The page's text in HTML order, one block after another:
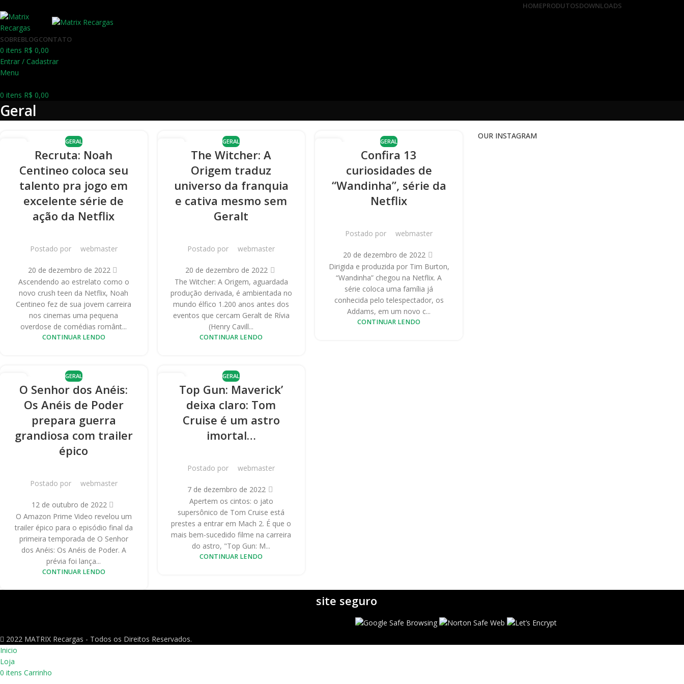
HOMEPRODUTOSDOWNLOADS
SOBREBLOGCONTATO
0 itens R$ 0,00
Entrar / Cadastrar
Menu
0 itens R$ 0,00
Geral
GERAL
Recruta: Noah
Centineo coloca seu
talento pra jogo em
excelente série de
ação da Netflix
Postado por webmaster
20 de dezembro de 2022
Ascendendo ao estrelato como o
novo crush teen da Netflix, Noah
Centineo fez de sua jovem carreira
nos cinemas uma pequena
overdose de comédias românt...
CONTINUAR LENDO
GERAL
The Witcher: A
Origem traduz
universo da franquia
e cativa mesmo sem
Geralt
Postado por webmaster
20 de dezembro de 2022
The Witcher: A Origem, aguardada
produção derivada, é ambientada no
mundo élfico 1.200 anos antes dos
eventos que cercam Geralt de Rívia
(Henry Cavill...
CONTINUAR LENDO
GERAL
Confira 13
curiosidades de
“Wandinha”, série da
Netflix
Postado por webmaster
20 de dezembro de 2022
Dirigida e produzida por Tim Burton,
“Wandinha” chegou na Netflix. A
série coloca uma família já
conhecida pelo telespectador, os
Addams, em um novo c...
CONTINUAR LENDO
OUT
GERAL
O Senhor dos Anéis:
Os Anéis de Poder
prepara guerra
grandiosa com trailer
épico
Postado por webmaster
12 de outubro de 2022
O Amazon Prime Video revelou um
trailer épico para o episódio final da
primeira temporada de O Senhor
dos Anéis: Os Anéis de Poder. A
prévia foi lança...
CONTINUAR LENDO
GERAL
Top Gun: Maverick’
deixa claro: Tom
Cruise é um astro
imortal…
Postado por webmaster
7 de dezembro de 2022
Apertem os cintos: o jato
supersônico de Tom Cruise está
prestes a entrar em Mach 2. É que o
mais bem-sucedido filme na carreira
do astro, "Top Gun: M...
CONTINUAR LENDO
OUR INSTAGRAM
site seguro
2022 MATRIX Recargas - Todos os Direitos Reservados.
Inicio
Loja
0 itens Carrinho